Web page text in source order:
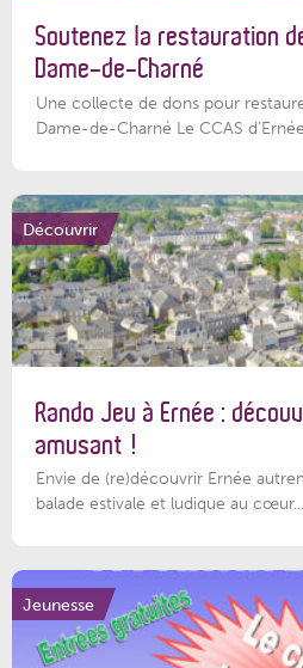
Soutenez la restauration
Dame-de-Charné
Une collecte de dons pour
Dame-de-Charné Le CCAS
Découvrir
Rando Jeu à Ernée :
amusant !
Envie de (re)découvrir Ernée
balade estivale et ludique au cœur...
Jeunesse